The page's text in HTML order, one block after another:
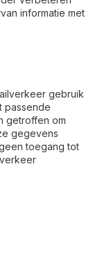
informatie met
gebruik
passende
getroffen om
gegevens
toegang tot